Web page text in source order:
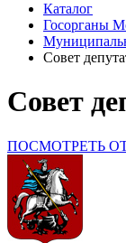
Каталог
Госорганы
Совет
Совет
ПОСМОТРЕТЬ